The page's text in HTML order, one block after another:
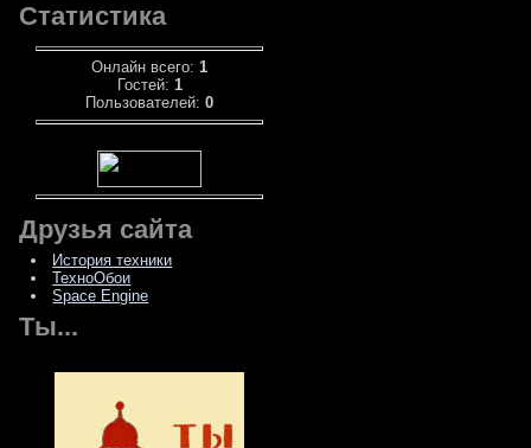
Статистика
Онлайн всего: 1
Гостей: 1
Пользователей: 0
Друзья сайта
История техники
ТехноОбои
Space Engine
Ты...